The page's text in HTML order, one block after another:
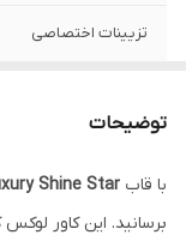
تزیینات اختصاصی
توضیحات
با قاب Shine Star